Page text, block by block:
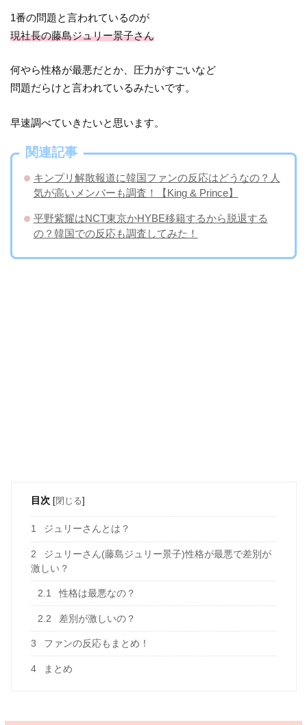
1番の問題と言われているのが
現社長の藤島ジュリー景子さん
何やら性格が最悪だとか、圧力がすごいなど
問題だらけと言われているみたいです。
早速調べていきたいと思います。
関連記事
キンプリ解散報道に韓国ファンの反応はどうなの？人
気が高いメンバーも調査！【King & Prince】
平野紫耀はNCT東京かHYBE移籍するから脱退する
の？韓国での反応も調査してみた！
目次 [閉じる]
1 ジュリーさんとは？
2
ジュリーさん(藤島ジュリー景子)性格が最悪で差別が
激しい？
2.1 性格は最悪なの？
2.2 差別が激しいの？
3 ファンの反応もまとめ！
4 まとめ